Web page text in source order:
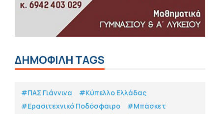
ΔΗΜΟΦΙΛΗ TAGS
#ΠΑΣ Γιάννινα
#Κύπελλο Ελλάδας
#Eρασιτεχνικό Ποδόσφαιρο
#Μπάσκετ